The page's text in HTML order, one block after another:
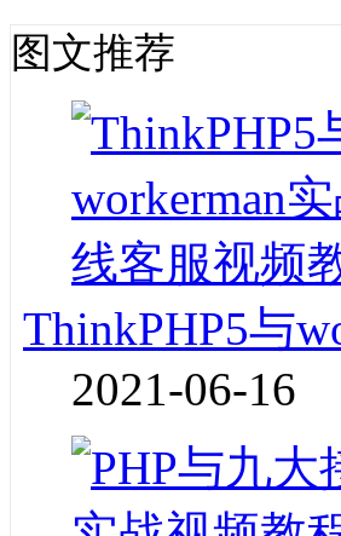
图文推荐
ThinkPHP5与
2021-06-16